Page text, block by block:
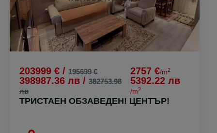
203999 € / 195699 €
398987.36 лв / 382753.98
лв
2757 €/m2
5392.22 лв
/m2
ТРИСТАЕН ОБЗАВЕДЕН! ЦЕНТЪР!